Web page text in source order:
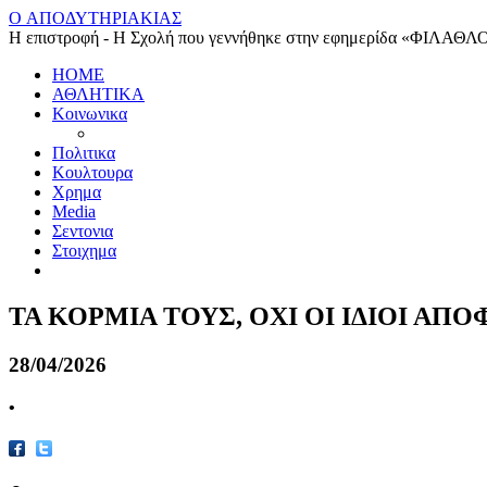
O ΑΠΟΔΥΤΗΡΙΑΚΙΑΣ
Η επιστροφή - Η Σχολή που γεννήθηκε στην εφημερίδα
HOME
ΑΘΛΗΤΙΚΑ
Κοινωνικα
Πολιτικα
Κουλτουρα
Χρημα
Media
Σεντονια
Στοιχημα
ΤΑ ΚΟΡΜΙΑ ΤΟΥΣ, ΟΧΙ ΟΙ ΙΔΙΟΙ
28/04/2026
•